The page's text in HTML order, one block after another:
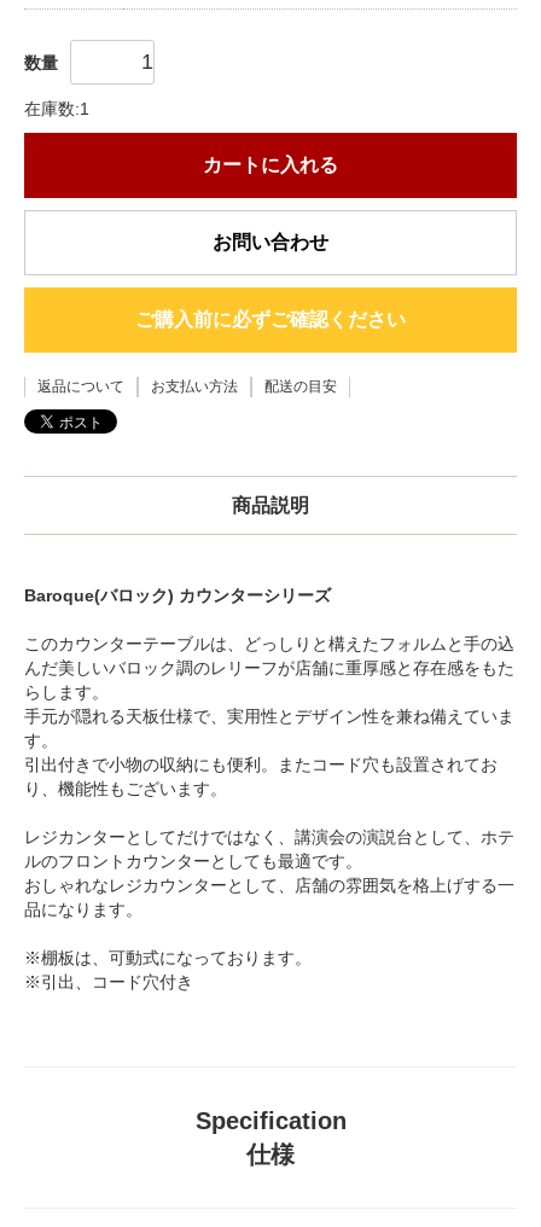
数量
在庫数:1
カートに入れる
お問い合わせ
ご購入前に必ずご確認ください
返品について お支払い方法 配送の目安
商品説明
Baroque(バロック) カウンターシリーズ
このカウンターテーブルは、どっしりと構えたフォルムと手の込
んだ美しいバロック調のレリーフが店舗に重厚感と存在感をもた
らします。
手元が隠れる天板仕様で、実用性とデザイン性を兼ね備えていま
す。
引出付きで小物の収納にも便利。またコード穴も設置されてお
り、機能性もございます。
レジカンターとしてだけではなく、講演会の演説台として、ホテ
ルのフロントカウンターとしても最適です。
おしゃれなレジカウンターとして、店舗の雰囲気を格上げする一
品になります。
※棚板は、可動式になっております。
※引出、コード穴付き
Specification
仕様